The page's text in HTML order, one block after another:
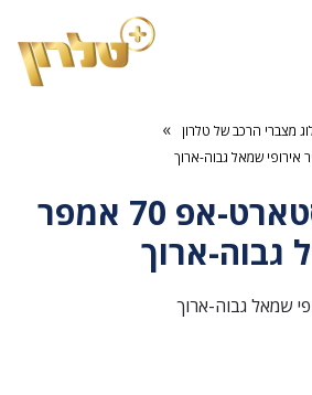
מצברי הרכב של טלרון »
מצבר רכב סטארט-אפ 70 אמפר
גבוה-ארוך